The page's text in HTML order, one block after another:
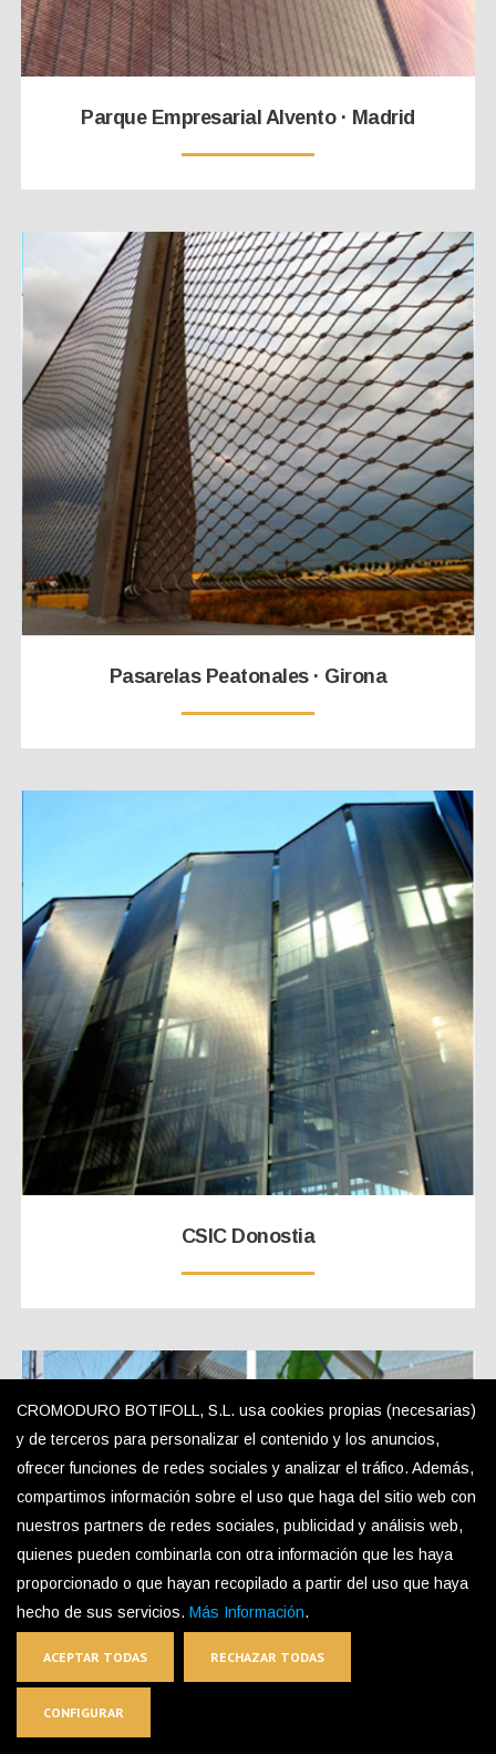
Parque Empresarial Alvento · Madrid
Pasarelas Peatonales · Girona
CSIC Donostia
CROMODURO BOTIFOLL, S.L. usa cookies propias (necesarias)
y de terceros para personalizar el contenido y los anuncios,
ofrecer funciones de redes sociales y analizar el tráfico. Además,
compartimos información sobre el uso que haga del sitio web con
nuestros partners de redes sociales, publicidad y análisis web,
quienes pueden combinarla con otra información que les haya
proporcionado o que hayan recopilado a partir del uso que haya
hecho de sus servicios. Más Información.
ACEPTAR TODAS RECHAZAR TODAS
CONFIGURAR